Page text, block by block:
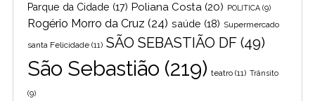
Parque da Cidade (17) Poliana Costa (20) POLITICA (9)
Rogério Morro da Cruz (24) saúde (18) Supermercado
santa Felicidade (11) SÃO SEBASTIÃO DF (49)
São Sebastião (219) teatro (11) Trânsito
(9)